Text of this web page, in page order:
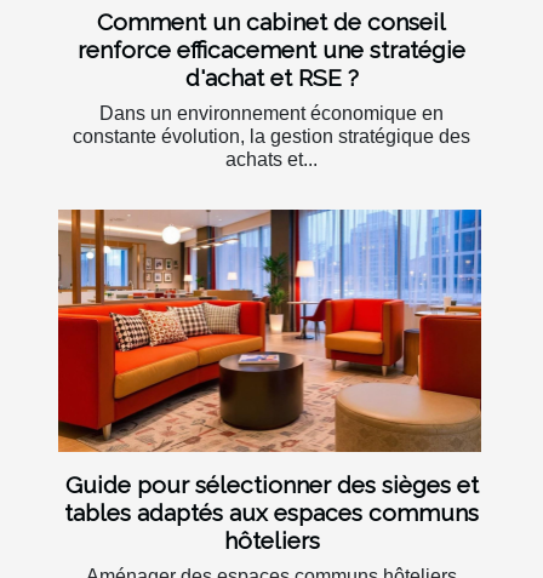
Comment un cabinet de conseil
renforce efficacement une stratégie
d'achat et RSE ?
Dans un environnement économique en
constante évolution, la gestion stratégique des
achats et...
Guide pour sélectionner des sièges et
tables adaptés aux espaces communs
hôteliers